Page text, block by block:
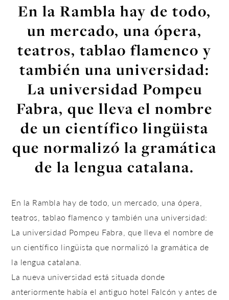
En la Rambla hay de todo,
un mercado, una ópera,
teatros, tablao flamenco y
también una universidad:
La universidad Pompeu
Fabra, que lleva el nombre
de un científico lingüista
que normalizó la gramática
de la lengua catalana.
En la Rambla hay de todo, un mercado, una ópera,
teatros, tablao flamenco y también una universidad:
La universidad Pompeu Fabra, que lleva el nombre de
un científico lingüista que normalizó la gramática de
la lengua catalana.
La nueva universidad está situada donde
anteriormente había el antiguo hotel Falcón y antes de